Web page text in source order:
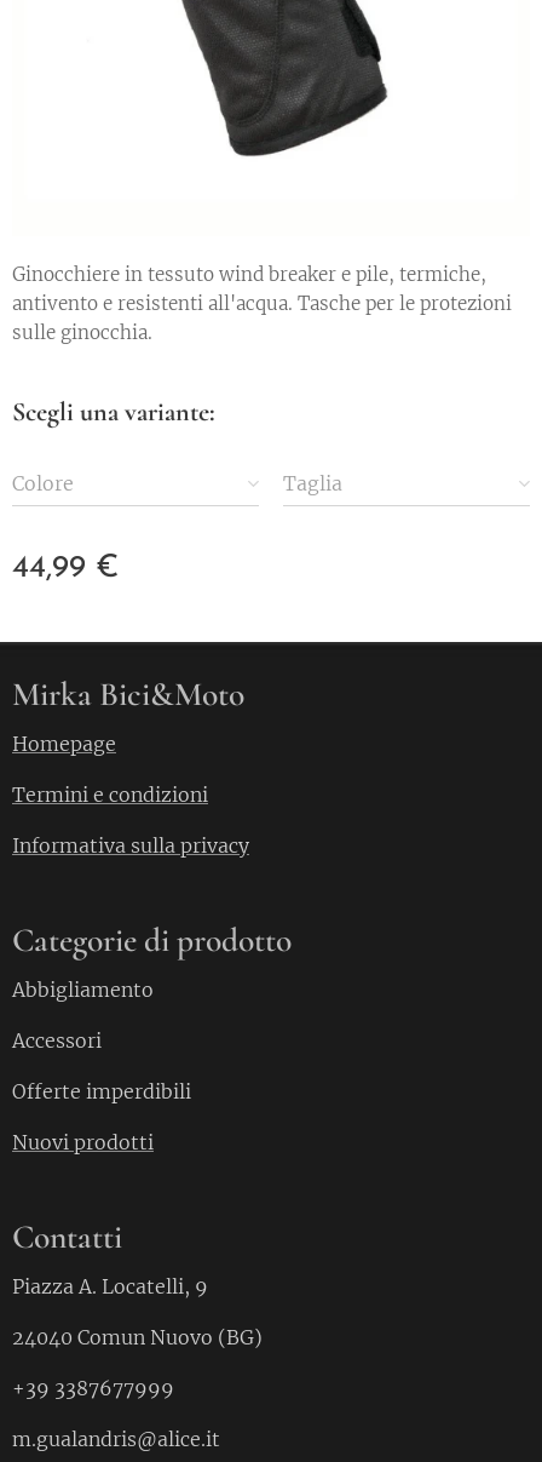
Ginocchiere in tessuto wind breaker e pile, termiche,
antivento e resistenti all'acqua. Tasche per le protezioni
sulle ginocchia.
Scegli una variante:
Colore Taglia
44,99 €
Mirka Bici&Moto
Homepage
Termini e condizioni
Informativa sulla privacy
Categorie di prodotto
Abbigliamento
Accessori
Offerte imperdibili
Nuovi prodotti
Contatti
Piazza A. Locatelli, 9
24040 Comun Nuovo (BG)
+39 3387677999
m.gualandris@alice.it